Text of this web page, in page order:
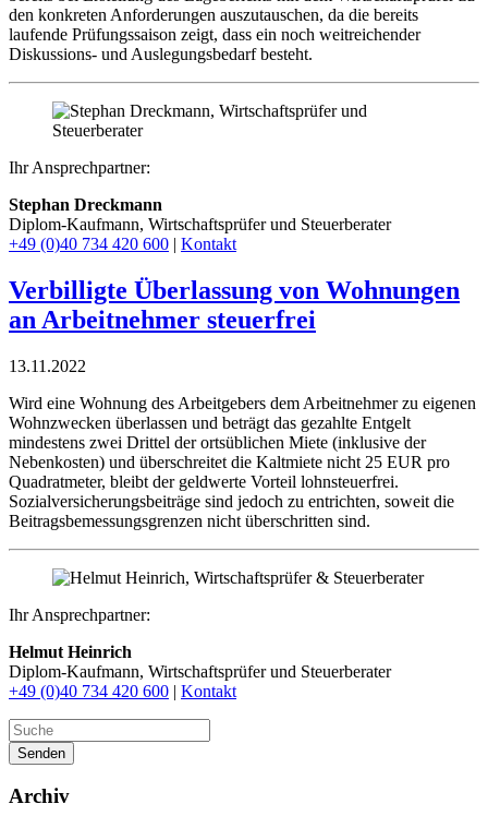
den konkreten Anforderungen auszutauschen, da die bereits
laufende Prüfungssaison zeigt, dass ein noch weitreichender
Diskussions- und Auslegungsbedarf besteht.
Ihr Ansprechpartner:
Stephan Dreckmann
Diplom-Kaufmann, Wirtschaftsprüfer und Steuerberater
+49 (0)40 734 420 600 | Kontakt
Verbilligte Überlassung von Wohnungen
an Arbeitnehmer steuerfrei
13.11.2022
Wird eine Wohnung des Arbeitgebers dem Arbeitnehmer zu eigenen
Wohnzwecken überlassen und beträgt das gezahlte Entgelt
mindestens zwei Drittel der ortsüblichen Miete (inklusive der
Nebenkosten) und überschreitet die Kaltmiete nicht 25 EUR pro
Quadratmeter, bleibt der geldwerte Vorteil lohnsteuerfrei.
Sozialversicherungsbeiträge sind jedoch zu entrichten, soweit die
Beitragsbemessungsgrenzen nicht überschritten sind.
Ihr Ansprechpartner:
Helmut Heinrich
Diplom-Kaufmann, Wirtschaftsprüfer ​und Steuerberater
+49 (0)40 734 420 600 | Kontakt
Senden
Archiv